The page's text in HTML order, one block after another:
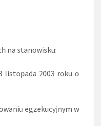
na stanowisku:
listopada 2003 roku o
egzekucyjnym w